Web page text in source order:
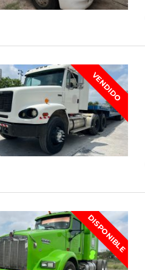
VENDIDO
DISPONIBLE